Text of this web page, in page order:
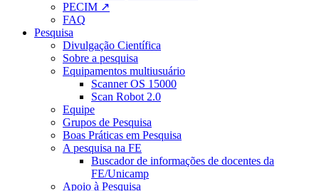
PECIM ↗
FAQ
Pesquisa
Divulgação Científica
Sobre a pesquisa
Equipamentos multiusuário
Scanner OS 15000
Scan Robot 2.0
Equipe
Grupos de Pesquisa
Boas Práticas em Pesquisa
A pesquisa na FE
Buscador de informações de docentes da
FE/Unicamp
Apoio à Pesquisa